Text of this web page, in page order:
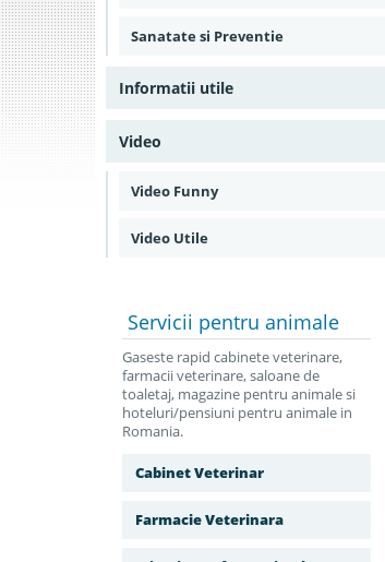
Sanatate si Preventie
Informatii utile
Video
Video Funny
Video Utile
Servicii pentru animale
Gaseste rapid cabinete veterinare,
farmacii veterinare, saloane de
toaletaj, magazine pentru animale si
hoteluri/pensiuni pentru animale in
Romania.
Cabinet Veterinar
Farmacie Veterinara